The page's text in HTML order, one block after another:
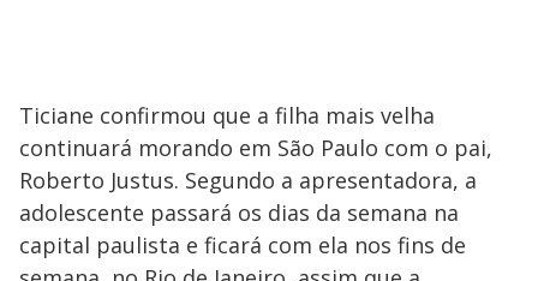
Ticiane confirmou que a filha mais velha
continuará morando em São Paulo com o pai,
Roberto Justus. Segundo a apresentadora, a
adolescente passará os dias da semana na
capital paulista e ficará com ela nos fins de